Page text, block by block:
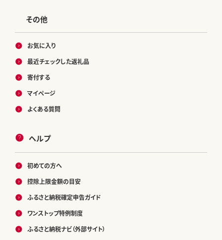
その他
お気に入り
最近チェックした返礼品
寄付する
マイページ
よくある質問
ヘルプ
初めての方へ
控除上限金額の目安
ふるさと納税確定申告ガイド
ワンストップ特例制度
ふるさと納税ナビ（外部サイト）